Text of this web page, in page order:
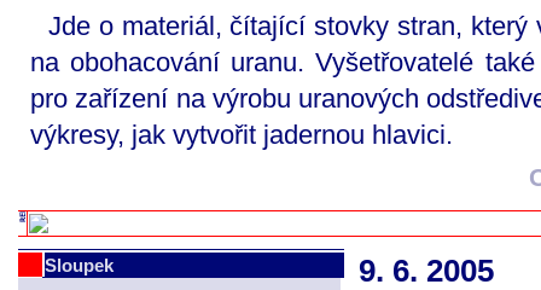
Jde o materiál, čítající stovky stran, který
na obohacování uranu. Vyšetřovatelé
pro zařízení na výrobu uranových
výkresy, jak vytvořit jadernou hlavici.
Sloupek 9. 6. 2005